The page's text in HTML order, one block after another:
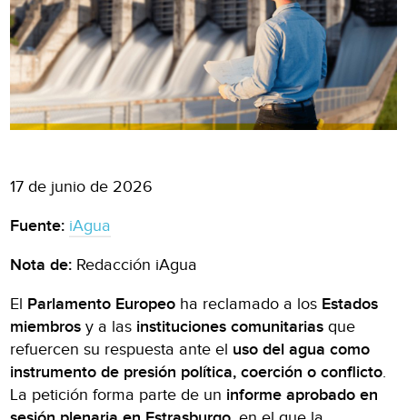
17 de junio de 2026
Fuente: iAgua
Nota de: Redacción iAgua
El Parlamento Europeo ha reclamado a los Estados
miembros y a las instituciones comunitarias que
refuercen su respuesta ante el uso del agua como
instrumento de presión política, coerción o conflicto.
La petición forma parte de un informe aprobado en